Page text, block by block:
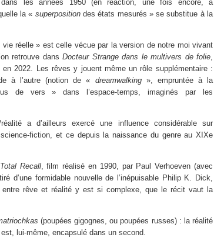
les années 1950 (en réaction, une fois encore, à
la « superpositiondes états mesurés » se substitue à la
réelle » est celle vécue par la version de notre moi vivant
retrouve dansDocteur Strange dans le multivers de folie,
2022. Les rêves y jouent même un rôle supplémentaire :
à l’autre (notion de « dreamwalking», empruntée à la
de vers » dans l’espace-temps, imaginés par les
réalité a d’ailleurs exercé une influence considérable sur
fiction, et ce depuis la naissance du genre au XIXe
Total Recall, film réalisé en 1990, par Paul Verhoeven (avec
d’une formidable nouvelle de l’inépuisable Philip K. Dick,
entre rêve et réalité y est si complexe, que le récit vaut la
(poupées gigognes, ou poupées russes) : la réalité
lui-même, encapsulé dans un second.